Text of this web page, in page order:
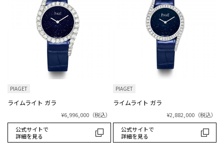
PIAGET
ライムライト ガラ
¥6,996,000 （税込）
公式サイトで
詳細を見る
PIAGET
ライムライト ガラ
¥2,882,000 （税込）
公式サイトで
詳細を見る